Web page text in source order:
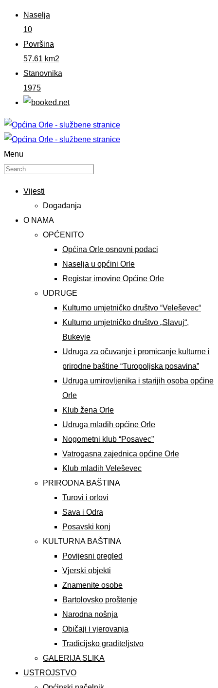
Naselja
10
Površina
57.61 km2
Stanovnika
1975
Menu
Vijesti
Događanja
O NAMA
OPĆENITO
Općina Orle osnovni podaci
Naselja u općini Orle
Registar imovine Općine Orle
UDRUGE
Kulturno umjetničko društvo “Veleševec“
Kulturno umjetničko društvo „Slavuj“,
Bukevje
Udruga za očuvanje i promicanje kulturne i
prirodne baštine “Turopoljska posavina”
Udruga umirovljenika i starijih osoba općine
Orle
Klub žena Orle
Udruga mladih općine Orle
Nogometni klub “Posavec”
Vatrogasna zajednica općine Orle
Klub mladih Veleševec
PRIRODNA BAŠTINA
Turovi i orlovi
Sava i Odra
Posavski konj
KULTURNA BAŠTINA
Povijesni pregled
Vjerski objekti
Znamenite osobe
Bartolovsko proštenje
Narodna nošnja
Običaji i vjerovanja
Tradicijsko graditeljstvo
GALERIJA SLIKA
USTROJSTVO